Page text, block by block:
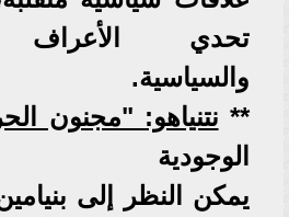
تحدي الأعراف
والسياسية.
​** نتنياهو: "مجنون
الوجودية
​يمكن النظر إلى